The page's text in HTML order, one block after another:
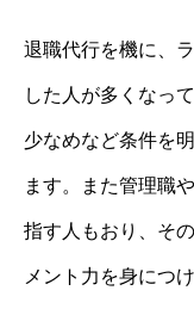
退職代行を機に、
した人が多くなっ
少なめなど条件を
ます。また管理職
指す人もおり、そ
メント力を身につ